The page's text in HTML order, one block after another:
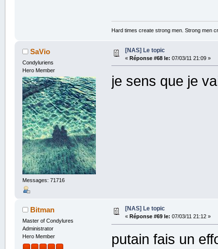
Hard times create strong men. Strong men
SaVio
Condyluriens
Hero Member
Messages: 71716
[NAS] Le topic
« Réponse #68 le: 07/03/11 21:09 »
je sens que je
Bitman
Master of Condylures
Administrator
Hero Member
[NAS] Le topic
« Réponse #69 le: 07/03/11 21:12 »
putain fais un